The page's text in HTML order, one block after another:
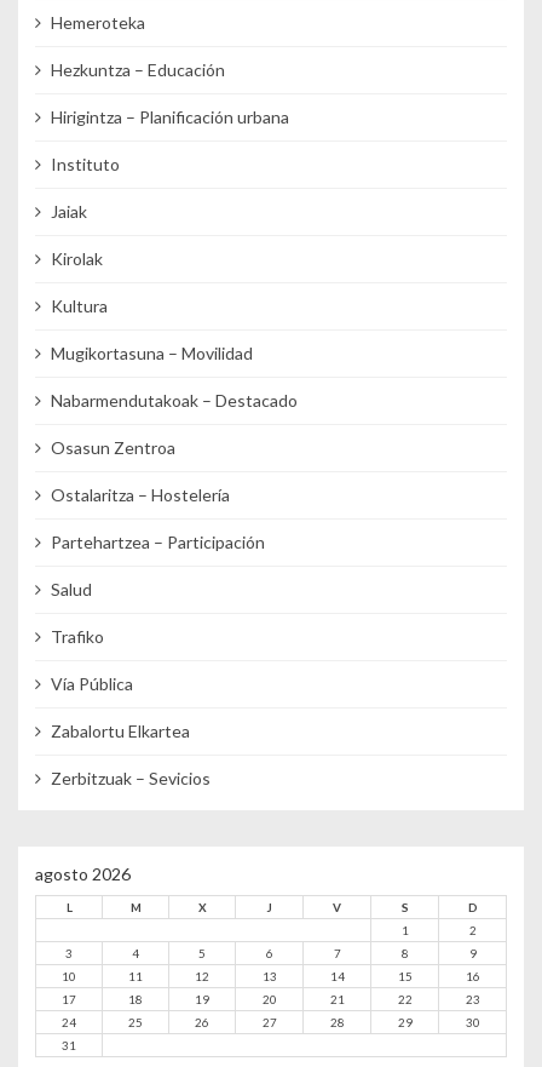
Hemeroteka
Hezkuntza – Educación
Hirigintza – Planificación urbana
Instituto
Jaiak
Kirolak
Kultura
Mugikortasuna – Movilidad
Nabarmendutakoak – Destacado
Osasun Zentroa
Ostalaritza – Hostelería
Partehartzea – Participación
Salud
Trafiko
Vía Pública
Zabalortu Elkartea
Zerbitzuak – Sevicios
agosto 2026
L M X J V S
D
1
2
3
4 5 6 7 8
9
10
11 12 13 14 15
16
17
18 19 20 21 22
23
24
25 26 27 28 29
30
31